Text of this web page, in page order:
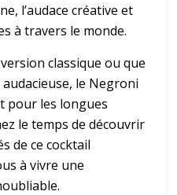
l’audace créative et
à travers le monde.
classique ou que
le Negroni
pour les longues
le temps de découvrir
de ce cocktail
à vivre une